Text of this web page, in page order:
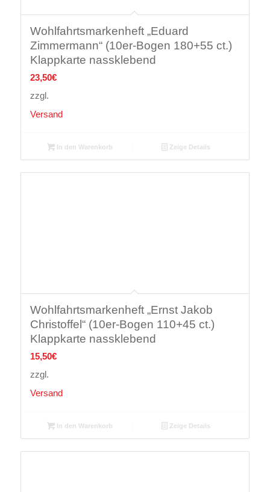
Wohlfahrtsmarkenheft „Eduard
Zimmermann“ (10er-Bogen 180+55 ct.)
Klappkarte nassklebend
23,50€
zzgl.
Versand
In den Warenkorb Zeige Details
Wohlfahrtsmarkenheft „Ernst Jakob
Christoffel“ (10er-Bogen 110+45 ct.)
Klappkarte nassklebend
15,50€
zzgl.
Versand
In den Warenkorb Zeige Details